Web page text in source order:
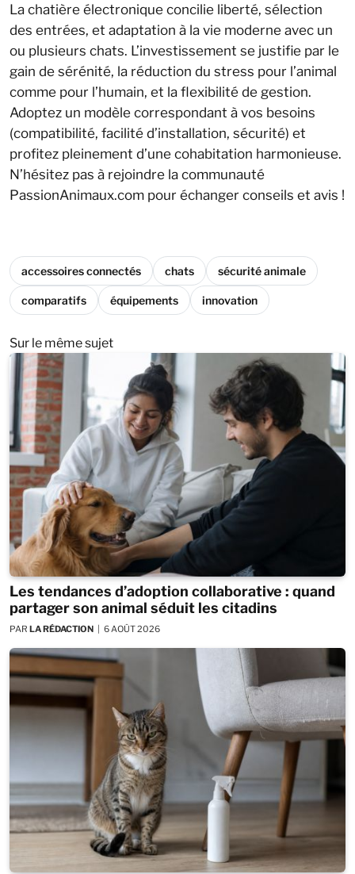
La chatière électronique concilie liberté, sélection
des entrées, et adaptation à la vie moderne avec un
ou plusieurs chats. L’investissement se justifie par le
gain de sérénité, la réduction du stress pour l’animal
comme pour l’humain, et la flexibilité de gestion.
Adoptez un modèle correspondant à vos besoins
(compatibilité, facilité d’installation, sécurité) et
profitez pleinement d’une cohabitation harmonieuse.
N’hésitez pas à rejoindre la communauté
PassionAnimaux.com pour échanger conseils et avis !
accessoires connectés chats sécurité animale
comparatifs équipements innovation
Sur le même sujet
Les tendances d’adoption collaborative : quand
partager son animal séduit les citadins
PAR LA RÉDACTION 6 AOÛT 2026